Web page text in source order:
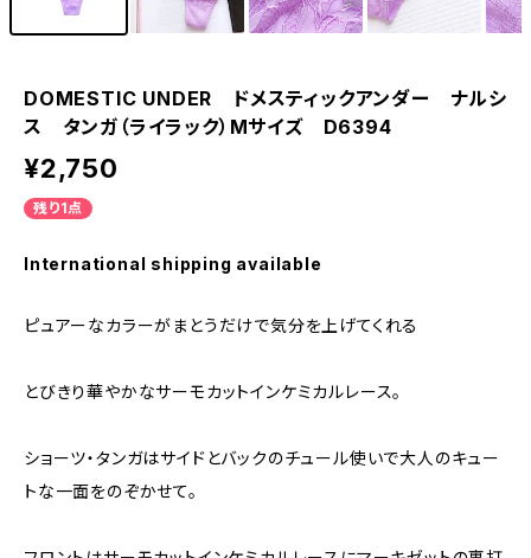
DOMESTIC UNDER ドメスティックアンダー ナルシ
ス タンガ（ライラック）Mサイズ D6394
¥2,750
残り1点
International shipping available
ピュアーなカラーがまとうだけで気分を上げてくれる
とびきり華やかなサーモカットインケミカルレース。
ショーツ・タンガはサイドとバックのチュール使いで大人のキュー
トな一面をのぞかせて。